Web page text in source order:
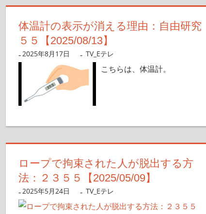
体温計の表示が消える理由：自由研究
５５【2025/08/13】
2025年8月17日 nanigoto
TV_Eテレ
こちらは、体温計。
ロープで拘束された人が脱出する方
法：２３５５【2025/05/09】
2025年5月24日 nanigoto
TV_Eテレ